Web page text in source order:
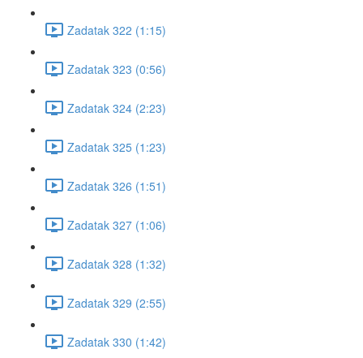
Zadatak 322 (1:15)
Zadatak 323 (0:56)
Zadatak 324 (2:23)
Zadatak 325 (1:23)
Zadatak 326 (1:51)
Zadatak 327 (1:06)
Zadatak 328 (1:32)
Zadatak 329 (2:55)
Zadatak 330 (1:42)